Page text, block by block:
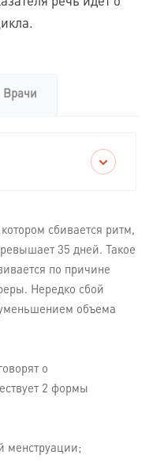
Врачи
сбивается ритм,
35 дней. Такое
по причине
Нередко сбой
объема
о
2 формы
менструации;